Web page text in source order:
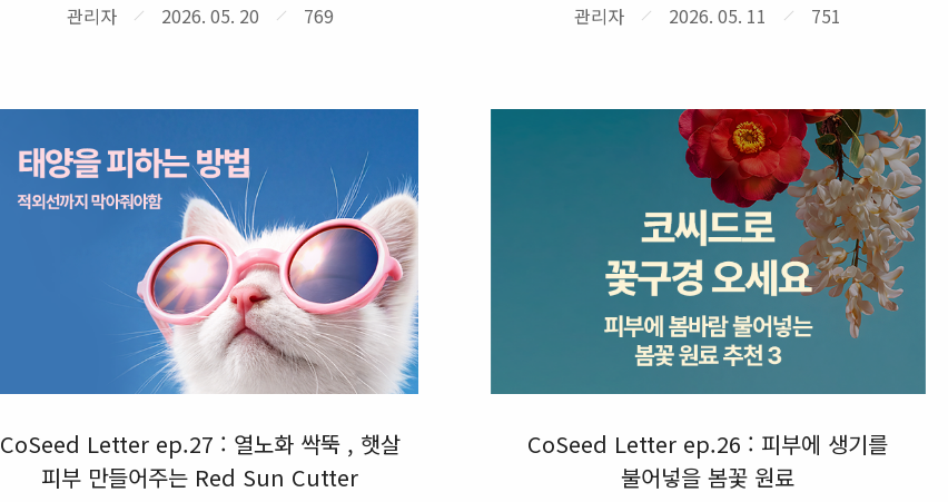
관리자 2026. 05. 20 769 관리자 2026. 05. 11 751
CoSeed Letter ep.27 : 열노화 싹뚝 , 햇살
피부 만들어주는 Red Sun Cutter
CoSeed Letter ep.26 : 피부에 생기를
불어넣을 봄꽃 원료